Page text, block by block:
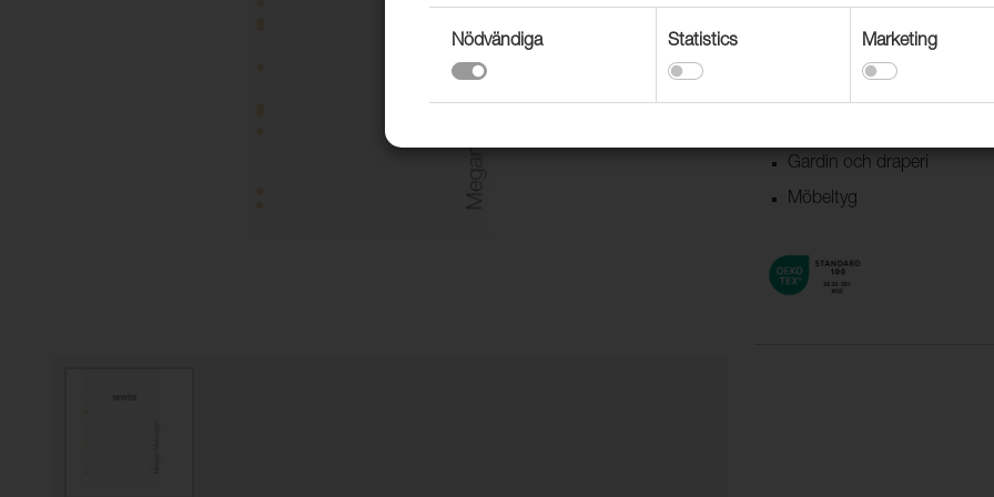
Användningsområden
Gardin och draperi
Möbeltyg
Nödvändiga Statistics Marketing